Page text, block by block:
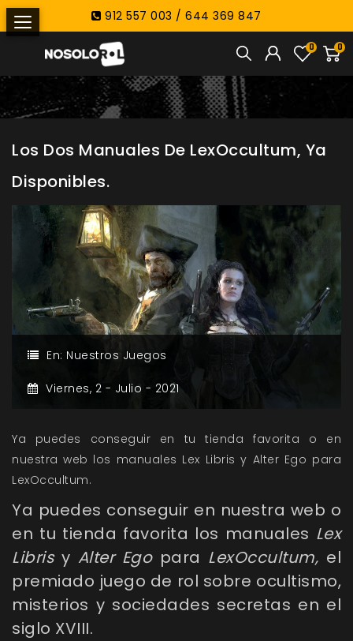
912 557 003 / 644 369 847
0
0
Los Dos Manuales De LexOccultum, Ya
Disponibles.
En: Nuestros Juegos
Viernes, 2 - Julio - 2021
Ya puedes conseguir en tu tienda favorita o en
nuestra web los manuales Lex Libris y Alter Ego para
LexOccultum.
Ya puedes conseguir en nuestra web o
en tu tienda favorita los manuales Lex
Libris y Alter Ego para LexOccultum, el
premiado juego de rol sobre ocultismo,
misterios y sociedades secretas en el
siglo XVIII.